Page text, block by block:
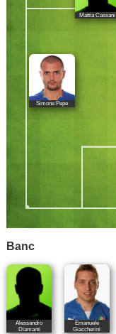
Mattia Cassani
Simone Pepe
Banc
Alessandro
Diamanti
Emanuele
Giaccherini